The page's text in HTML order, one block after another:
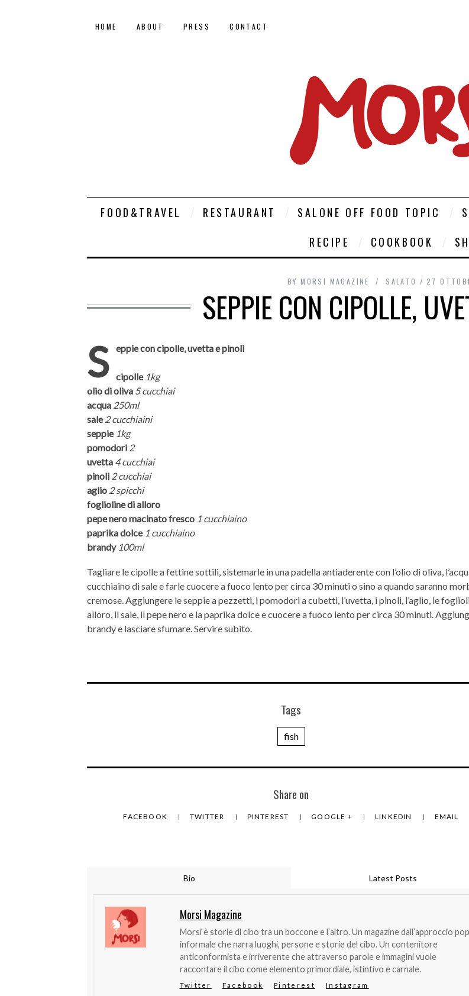
HOME ABOUT PRESS CONTACT
FOOD&TRAVEL RESTAURANT SALONE OFF FOOD TOPIC
RECIPE
COOKBOOK
BY MORSI MAGAZINE SALATO 27
SEPPIE CON CIPOLLE,
S eppie con cipolle, uvetta e pinoli
cipolle 1kg
olio di oliva 5 cucchiai
acqua 250ml
sale 2 cucchiaini
seppie 1kg
pomodori 2
uvetta 4 cucchiai
pinoli 2 cucchiai
aglio 2 spicchi
foglioline di alloro
pepe nero macinato fresco 1 cucchiaino
paprika dolce 1 cucchiaino
brandy 100ml
Tagliare le cipolle a fettine sottili, sistemarle in una padella antiaderente con l’olio di oliva,
cucchiaino di sale e farle cuocere a fuoco lento per circa 30 minuti o sino a quando saranno
cremose. Aggiungere le seppie a pezzetti, i pomodori a cubetti, l’uvetta, i pinoli, l’aglio, le
alloro, il sale, il pepe nero e la paprika dolce e cuocere a fuoco lento per circa 30 minuti.
brandy e lasciare sfumare. Servire subito.
Tags
fish
Share on
FACEBOOK TWITTER PINTEREST GOOGLE + LINKEDIN EMAIL
Bio Latest Posts
Morsi Magazine
Morsi è storie di cibo tra un boccone e l’altro. Un magazine dall’approccio
informale che narra luoghi, persone e storie del cibo. Un contenitore
anticonformista e irriverente che attraverso parole e immagini vuole
raccontare il cibo come elemento primordiale, istintivo e carnale.
Twitter Facebook Pinterest Instagram